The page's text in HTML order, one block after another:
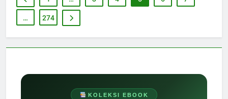
KOLEKSI EBOOK
… 274